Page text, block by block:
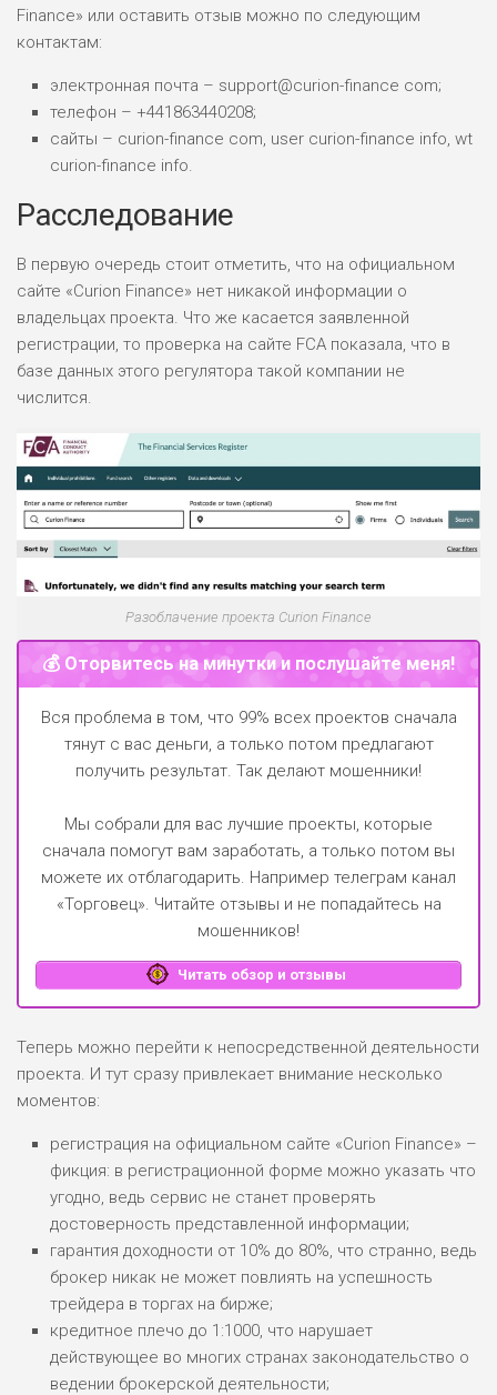
Finance» или оставить отзыв можно по следующим
контактам:
электронная почта – support@curion-finance com;
телефон – +441863440208;
сайты – curion-finance com, user curion-finance info, wt
curion-finance info.
Расследование
В первую очередь стоит отметить, что на официальном
сайте «Curion Finance» нет никакой информации о
владельцах проекта. Что же касается заявленной
регистрации, то проверка на сайте FCA показала, что в
базе данных этого регулятора такой компании не
числится.
Разоблачение проекта Curion Finance
💰 Оторвитесь на минутки и послушайте меня!
Вся проблема в том, что 99% всех проектов сначала
тянут с вас деньги, а только потом предлагают
получить результат. Так делают мошенники!
Мы собрали для вас лучшие проекты, которые
сначала помогут вам заработать, а только потом вы
можете их отблагодарить. Например телеграм канал
«Торговец» . Читайте отзывы и не попадайтесь на
мошенников!
Читать обзор и отзывы
Теперь можно перейти к непосредственной деятельности
проекта. И тут сразу привлекает внимание несколько
моментов:
регистрация на официальном сайте «Curion Finance» –
фикция: в регистрационной форме можно указать что
угодно, ведь сервис не станет проверять
достоверность представленной информации;
гарантия доходности от 10% до 80%, что странно, ведь
брокер никак не может повлиять на успешность
трейдера в торгах на бирже;
кредитное плечо до 1:1000, что нарушает
действующее во многих странах законодательство о
ведении брокерской деятельности;